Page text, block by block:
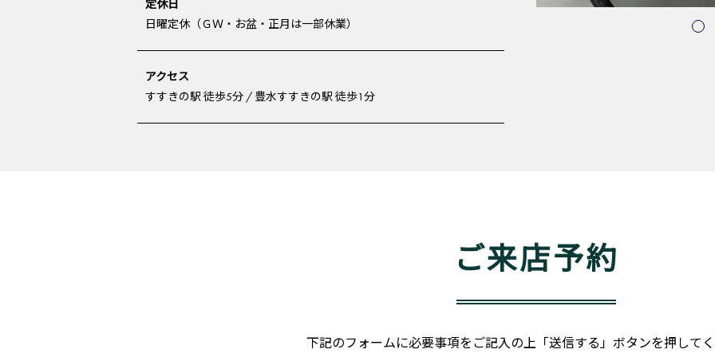
定休日
日曜定休（ＧＷ・お盆・正月は一部休業）
アクセス
すすきの駅 徒歩5分 / 豊水すすきの駅 徒歩1分
ご来店予約
下記のフォームに必要事項をご記入の上「送信する」ボタンを押して